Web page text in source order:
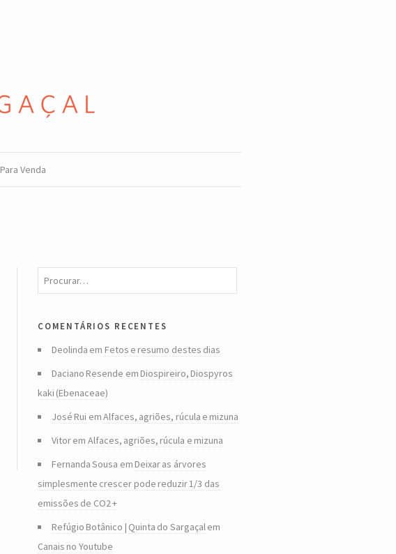
Para Venda
comentários recentes
Deolinda em Fetos e resumo destes dias
Daciano Resende em Diospireiro, Diospyros
kaki (Ebenaceae)
José Rui emAlfaces, agriões, rúcula e mizuna
Vitorem Alfaces, agriões, rúcula e mizuna
Fernanda Sousa em Deixar as árvores
simplesmente crescer pode reduzir 1/3 das
emissões de CO2 +
Refúgio Botânico | Quinta do Sargaçalem
Canais no Youtube